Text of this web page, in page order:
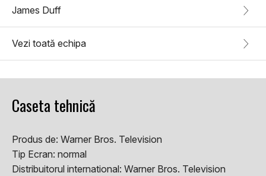
James Duff
Vezi toată echipa
Caseta tehnică
Produs de: Warner Bros. Television
Tip Ecran: normal
Distribuitorul international: Warner Bros. Television